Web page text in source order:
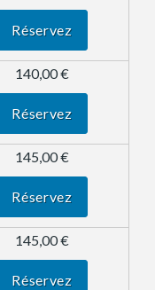
Réservez
140,00 €
Réservez
145,00 €
Réservez
145,00 €
Réservez